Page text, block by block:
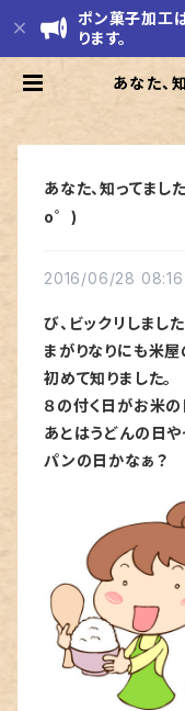
ポン菓子加工
ります。
あなた、
あなた、知ってま
o゜)
2016/06/28 08:16
び、ビックリしました
まがりなりにも米屋
初めて知りました。
８の付く日がお米の
あとはうどんの日や
パンの日かなぁ？